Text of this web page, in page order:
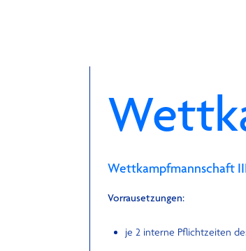
Wettkampfmannschaft III
Vorrausetzungen:
je 2 interne Pflichtzeiten